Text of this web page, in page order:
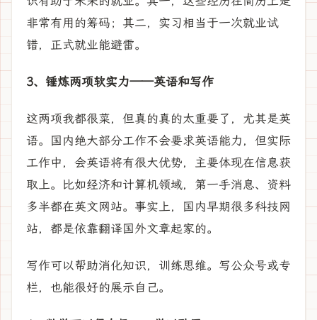
非常有用的筹码；其二，实习相当于一次就业试
错，正式就业能避雷。
3、锤炼两项软实力——英语和写作
这两项我都很菜，但真的真的太重要了，尤其是英
语。国内绝大部分工作不会要求英语能力，但实际
工作中，会英语将有很大优势，主要体现在信息获
取上。比如经济和计算机领域，第一手消息、资料
多半都在英文网站。事实上，国内早期很多科技网
站，都是依靠翻译国外文章起家的。
写作可以帮助消化知识，训练思维。写公众号或专
栏，也能很好的展示自己。